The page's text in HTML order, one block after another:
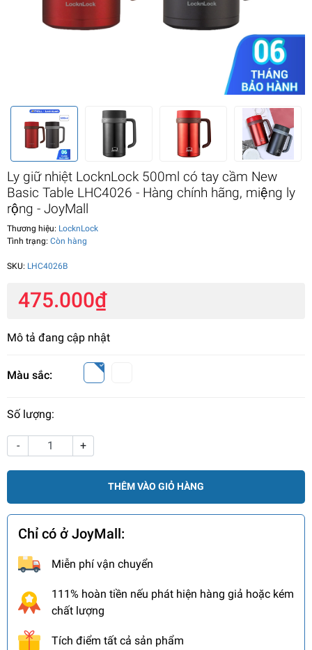
Ly giữ nhiệt LocknLock 500ml có tay cầm New
Basic Table LHC4026 - Hàng chính hãng, miệng ly
rộng - JoyMall
Thương hiệu: LocknLock
Tình trạng: Còn hàng
SKU: LHC4026B
475.000₫
Mô tả đang cập nhật
Màu sắc:
Số lượng:
- +
THÊM VÀO GIỎ HÀNG
Chỉ có ở JoyMall:
Miễn phí vận chuyển
111% hoàn tiền nếu phát hiện hàng giả hoặc kém
chất lượng
Tích điểm tất cả sản phẩm